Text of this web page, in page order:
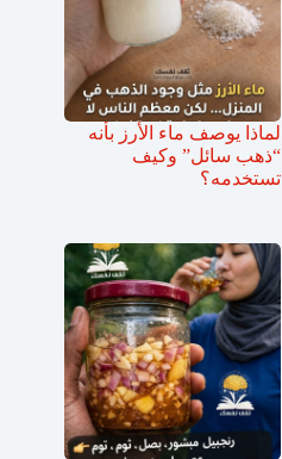
لماذا يوصف ماء الأرز بأنه
“ذهب سائل” وكيف
تستخدمه؟